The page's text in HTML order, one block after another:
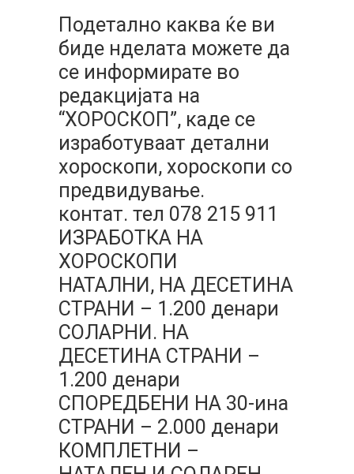
Подетално каква ќе ви
биде нделата можете да
се информирате во
редакцијата на
“ХОРОСКОП”, каде се
изработуваат детални
хороскопи, хороскопи со
предвидување.
контат. тел 078 215 911
ИЗРАБОТКА НА
ХОРОСКОПИ
НАТАЛНИ, НА ДЕСЕТИНА
СТРАНИ – 1.200 денари
СОЛАРНИ. НА
ДЕСЕТИНА СТРАНИ –
1.200 денари
СПОРЕДБЕНИ НА 30-ина
СТРАНИ – 2.000 денари
КОМПЛЕТНИ –